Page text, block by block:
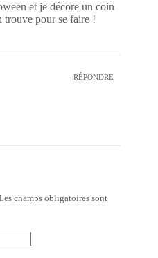
et je décore un coin
pour se faire !
RÉPONDRE
champs obligatoires sont